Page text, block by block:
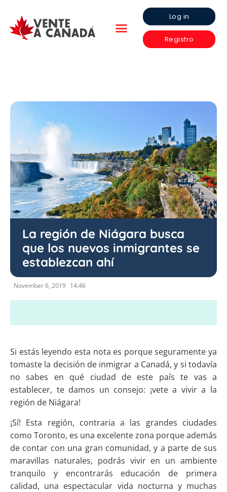
Log in
Registro
La región de Niágara busca
que los nuevos inmigrantes se
establezcan ahí
November 6, 2019 14:46
Si estás leyendo esta nota es porque seguramente ya
tomaste la decisión de inmigrar a Canadá, y si todavía
no sabes en qué ciudad de este país te vas a
establecer, te damos un consejo: ¡vete a vivir a la
región de Niágara!
¡Sí! Esta región, contraria a las grandes ciudades
como Toronto, es una excelente zona porque además
de contar con una gran comunidad, y a parte de sus
maravillas naturales, podrás vivir en un ambiente
tranquilo y encontrarás educación de primera
calidad, una espectacular vida nocturna y muchas